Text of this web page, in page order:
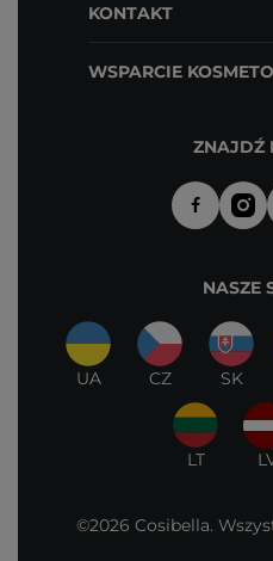
KONTAKT
WSPARCIE
ZNAJDŹ
NASZE
UA CZ SK
LT
©2026 Cosibella.